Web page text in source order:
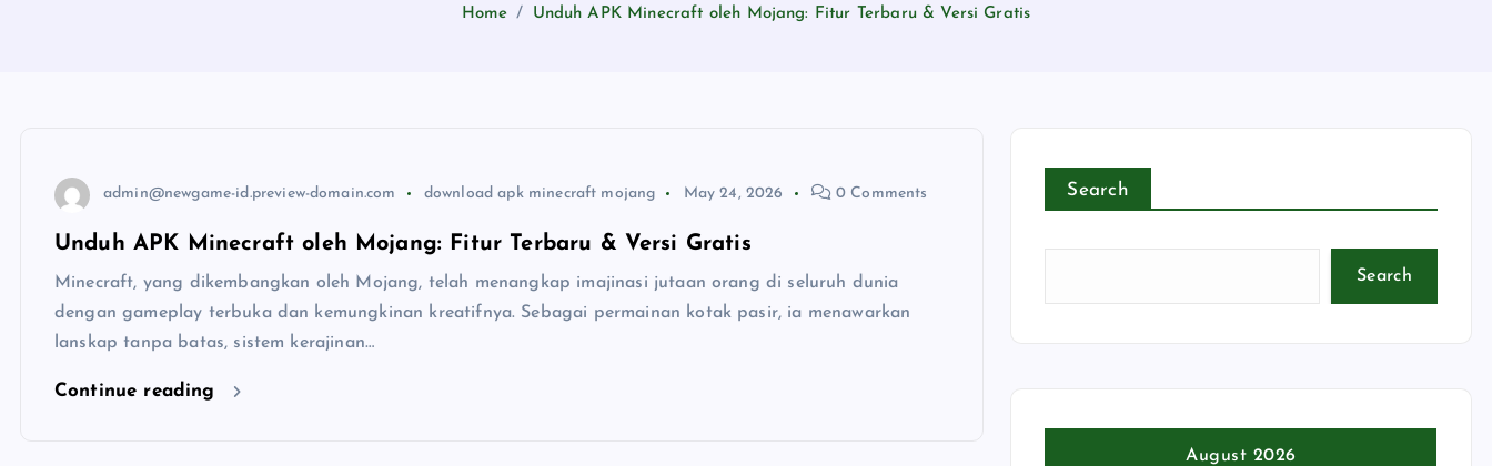
Home Unduh APK Minecraft oleh Mojang: Fitur Terbaru & Versi Gratis
admin@newgame-id.preview-domain.com download apk minecraft mojang May 24, 2026 0 Comments
Unduh APK Minecraft oleh Mojang: Fitur Terbaru & Versi Gratis
Minecraft, yang dikembangkan oleh Mojang, telah menangkap imajinasi jutaan orang di seluruh dunia
dengan gameplay terbuka dan kemungkinan kreatifnya. Sebagai permainan kotak pasir, ia menawarkan
lanskap tanpa batas, sistem kerajinan…
Continue reading
Search
Search
August 2026